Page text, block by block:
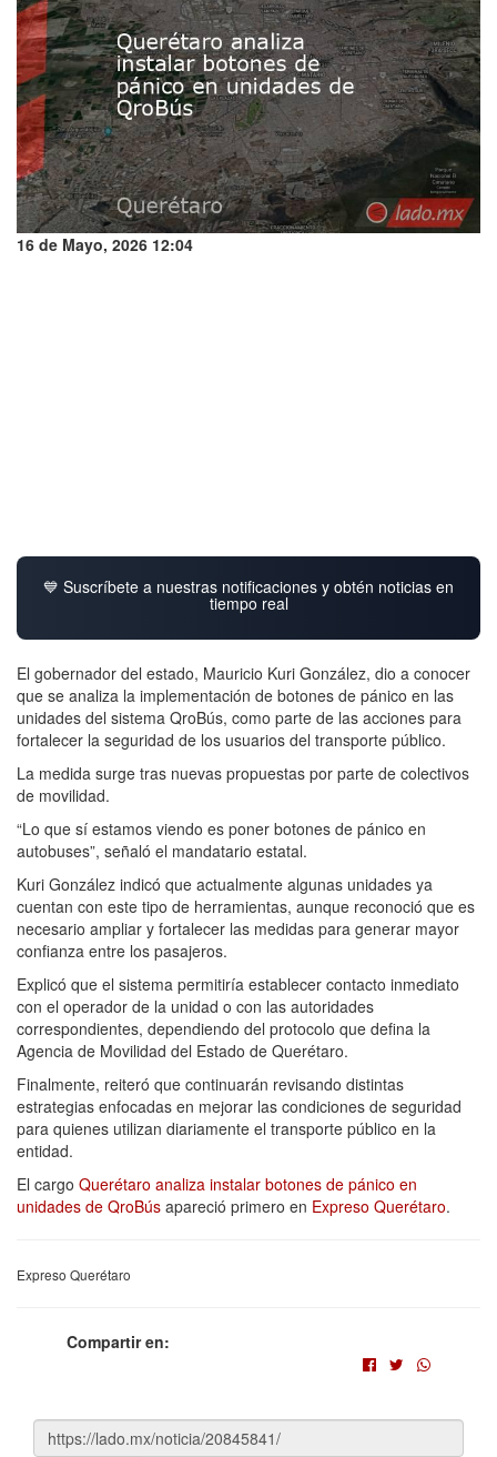
16 de Mayo, 2026 12:04
💙 Suscríbete a nuestras notificaciones y obtén noticias en
tiempo real
El gobernador del estado, Mauricio Kuri González, dio a conocer
que se analiza la implementación de botones de pánico en las
unidades del sistema QroBús, como parte de las acciones para
fortalecer la seguridad de los usuarios del transporte público.
La medida surge tras nuevas propuestas por parte de colectivos
de movilidad.
“Lo que sí estamos viendo es poner botones de pánico en
autobuses”, señaló el mandatario estatal.
Kuri González indicó que actualmente algunas unidades ya
cuentan con este tipo de herramientas, aunque reconoció que es
necesario ampliar y fortalecer las medidas para generar mayor
confianza entre los pasajeros.
Explicó que el sistema permitiría establecer contacto inmediato
con el operador de la unidad o con las autoridades
correspondientes, dependiendo del protocolo que defina la
Agencia de Movilidad del Estado de Querétaro.
Finalmente, reiteró que continuarán revisando distintas
estrategias enfocadas en mejorar las condiciones de seguridad
para quienes utilizan diariamente el transporte público en la
entidad.
El cargo Querétaro analiza instalar botones de pánico en
unidades de QroBús apareció primero en Expreso Querétaro.
Expreso Querétaro
Compartir en: